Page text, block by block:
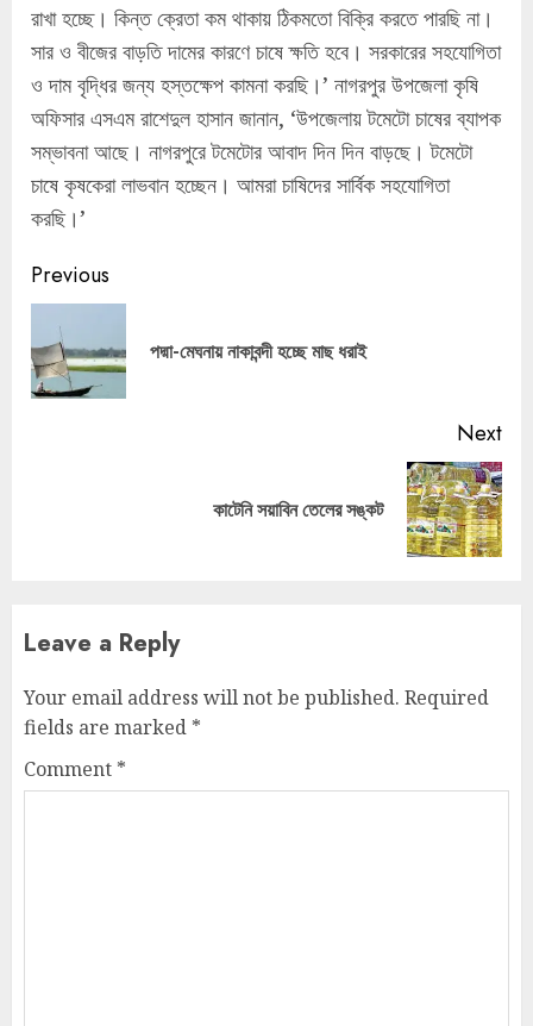
রাখা হচ্ছে। কিন্ত ক্রেতা কম থাকায় ঠিকমতো বিক্রি করতে পারছি না।
সার ও বীজের বাড়তি দামের কারণে চাষে ক্ষতি হবে। সরকারের সহযোগিতা
ও দাম বৃদ্ধির জন্য হস্তক্ষেপ কামনা করছি।’ নাগরপুর উপজেলা কৃষি
অফিসার এসএম রাশেদুল হাসান জানান, ‘উপজেলায় টমেটো চাষের ব্যাপক
সম্ভাবনা আছে। নাগরপুরে টমেটোর আবাদ দিন দিন বাড়ছে। টমেটো
চাষে কৃষকেরা লাভবান হচ্ছেন। আমরা চাষিদের সার্বিক সহযোগিতা
করছি।’
Continue
Reading
Previous
পদ্মা-মেঘনায় নাকাবন্দী হচ্ছে মাছ ধরাই
Next
কাটেনি সয়াবিন তেলের সঙ্কট
Leave a Reply
Your email address will not be published. Required
fields are marked *
Comment *